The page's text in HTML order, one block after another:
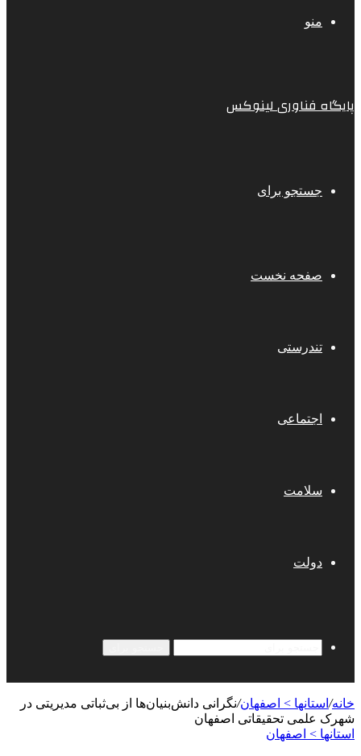
منو
پایگاه فناوری لینوکس
جستجو برای
صفحه نخست
تندرستی
اجتماعی
سلامت
دولت
خانه/ استانها > اصفهان/نگرانی دانش‌بنیان‌ها از بی‌ثباتی مدیریتی در
شهرک علمی تحقیقاتی اصفهان
استانها > اصفهان